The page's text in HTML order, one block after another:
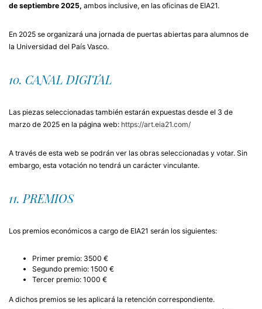
de septiembre 2025, ambos inclusive, en las oficinas de EIA21.
En 2025 se organizará una jornada de puertas abiertas para alumnos de
la Universidad del País Vasco.
10. CANAL DIGITAL
Las piezas seleccionadas también estarán expuestas desde el 3 de
marzo de 2025 en la página web: https://art.eia21.com/
A través de esta web se podrán ver las obras seleccionadas y votar. Sin
embargo, esta votación no tendrá un carácter vinculante.
11. PREMIOS
Los premios económicos a cargo de EIA21 serán los siguientes:
Primer premio: 3500 €
Segundo premio: 1500 €
Tercer premio: 1000 €
A dichos premios se les aplicará la retención correspondiente.